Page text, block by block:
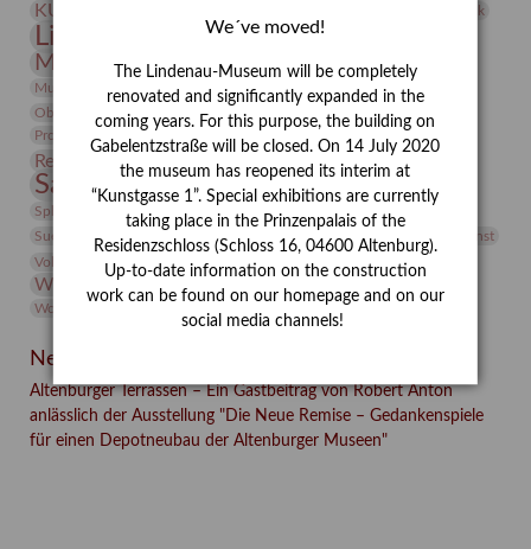
KUNSTWAND Lehmbruck
Lindenau-Museum Marstall
Museumsgeschichte Museumsnacht
Museumspädagogik Mäzen Napoleon Natur
Neue Remise
Objekt im Fokus
Paul Klee Peter Schnürpel Phelloplastik
Provenienz
Provenienzforschung
Restaurierung Restitution Ruth Wolf-Rehfeld
Sammlung Samstagszeichner Skulptur
Sphinx
studio Studio Bildende Kunst
studioDIGITAL
Suermondt-Ludwig-Museum
Vermittlung Video
Videokunst
Volontariat
Walter Rheiner Weihnachten Werefkin
Werkbetrachtung Wissenschaft
Wolf und Hund
Neueste Beiträge
Altenburger Terrassen – Ein Gastbeitrag von Robert Anton
anlässlich der Ausstellung "Die Neue Remise – Gedankenspiele
für einen Depotneubau der Altenburger Museen"
We´ve moved!
The Lindenau-Museum will be completely
renovated and significantly expanded in the
coming years. For this purpose, the building on
Gabelentzstraße will be closed. On 14 July 2020
the museum has reopened its interim at
“Kunstgasse 1”. Special exhibitions are currently
taking place in the Prinzenpalais of the
Residenzschloss (Schloss 16, 04600 Altenburg).
Up-to-date information on the construction
work can be found on our homepage and on our
social media channels!